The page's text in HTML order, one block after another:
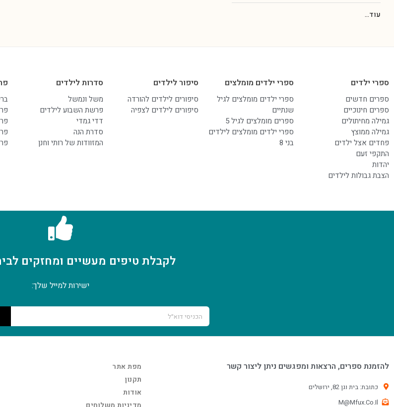
עוד...
ספרי ילדים
ספרים חדשים
ספרים חינוכיים
גמילה מחיתולים
גמילה ממוצץ
פחדים אצל ילדים
התקפי זעם
יהדות
הצבת גבולות לילדים
ספרי ילדים מומלצים
ספרי ילדים מומלצים לגיל
שנתיים
ספרים מומלצים לגיל 5
ספרי ילדים מומלצים לילדים
בני 8
סיפור לילדים
סיפורים לילדים להורדה
סיפורים לילדים לצפיה
סדרות לילדים
משל ונמשל
פרשת השבוע לילדים
דדי גמדי
סדרת הנה
המזוודות של רותי וחנן
לקבלת טיפים מעשיים ומחזקים
ישירות למייל שלך:
להזמנת ספרים, הרצאות ומפגשים ניתן ליצור קשר
כתובת: בית וגן 82, ירושלים
M@Mfux.Co.Il
מפת אתר
תקנון
אודות
Phone